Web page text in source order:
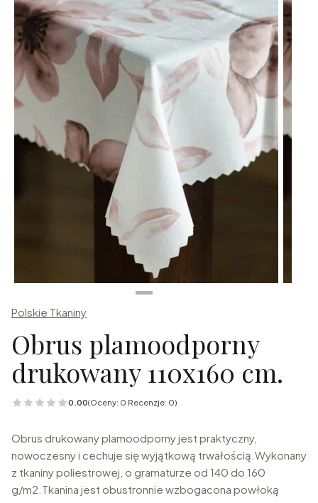
Polskie Tkaniny
Obrus plamoodporny
drukowany 110x160 cm.
0.00(Oceny: 0 Recenzje: 0)
Obrus drukowany plamoodporny jest praktyczny,
nowoczesny i cechuje się wyjątkową trwałością.Wykonany
z tkaniny poliestrowej, o gramaturze od 140 do 160
g/m2.Tkanina jest obustronnie wzbogacona powłoką